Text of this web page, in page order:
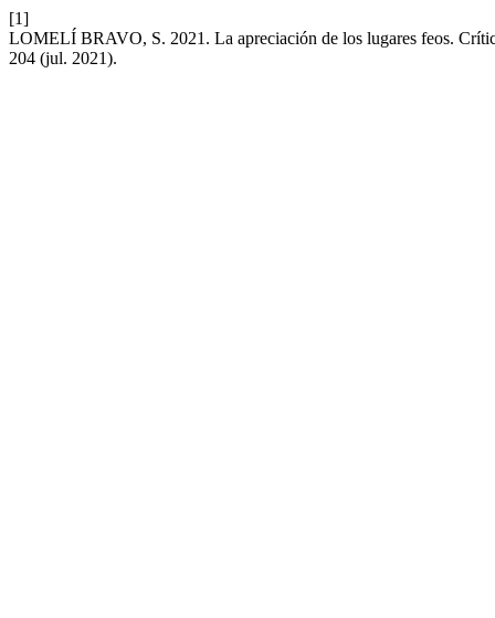
[1]
LOMELÍ BRAVO, S. 2021. La apreciación de los lugares feos.
204 (jul. 2021).